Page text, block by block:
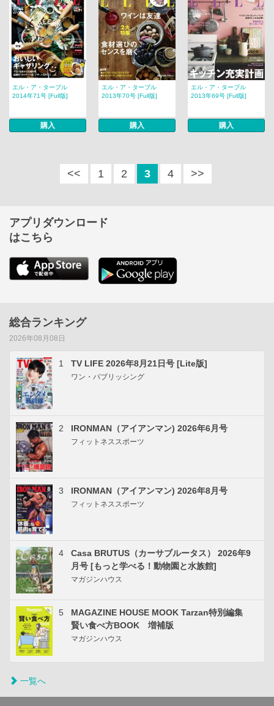
エル・ア・ターブル
2014年71号 [Full版]
購入
エル・ア・ターブル
2013年70号 [Full版]
購入
エル・ア・ターブル
2013年69号 [Full版]
購入
<< 1 2 3 4 >>
アプリダウンロード
はこちら
総合ランキング
2026年08月08日
1 TV LIFE 2026年8月21日号 [Lite版]
ワン・パブリッシング
2 IRONMAN（アイアンマン) 2026年6月号
フィットネススポーツ
3 IRONMAN（アイアンマン) 2026年8月号
フィットネススポーツ
4
Casa BRUTUS（カーサブルータス） 2026年9
月号 [もっと学べる！動物園と水族館]
マガジンハウス
5
MAGAZINE HOUSE MOOK Tarzan特別編集
賢い食べ方BOOK 増補版
マガジンハウス
一覧へ